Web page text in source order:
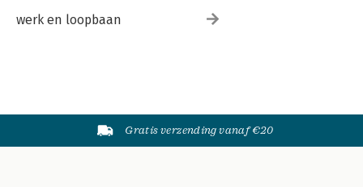
werk en loopbaan
Gratis verzending vanaf €20